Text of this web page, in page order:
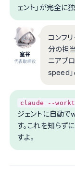
ェント」が完全に
室谷
代表取締役
コンフ
分の担
ニアブ
speed
claude --
ジェントに自動
す。これを知らず
すよ。